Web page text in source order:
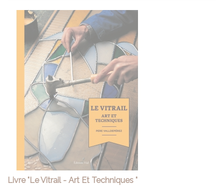
Livre "le Vitrail - Art Et Techniques "